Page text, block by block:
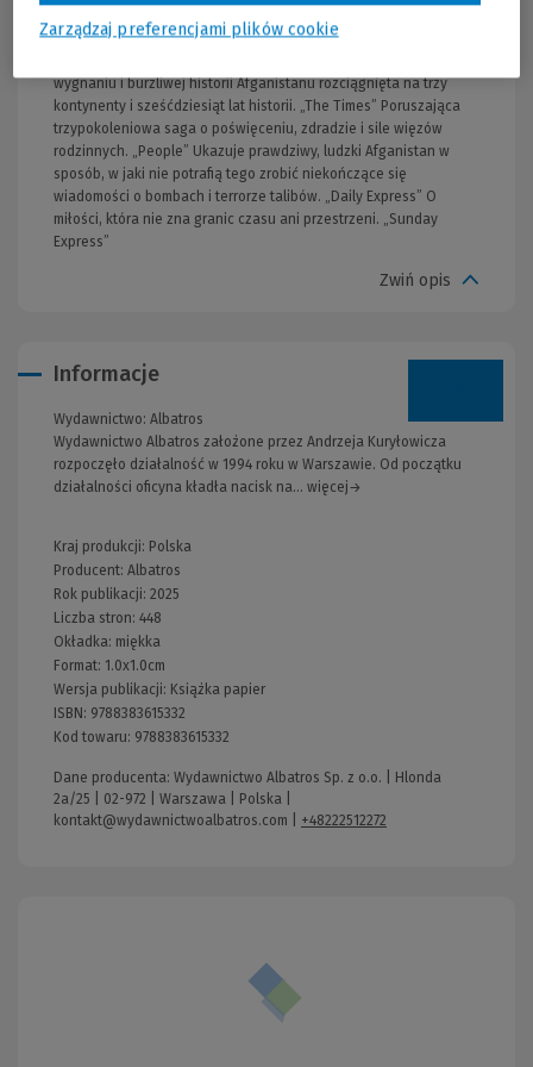
początkiem rozstania, które odciśnie piętno na ich przyszłym
wygnaniu i burzliwej historii Afganistanu rozciągnięta na trzy
kontynenty i sześćdziesiąt lat historii. „The Times” Poruszająca
trzypokoleniowa saga o poświęceniu, zdradzie i sile więzów
rodzinnych. „People” Ukazuje prawdziwy, ludzki Afganistan w
sposób, w jaki nie potrafią tego zrobić niekończące się
wiadomości o bombach i terrorze talibów. „Daily Express” O
miłości, która nie zna granic czasu ani przestrzeni. „Sunday
Express”
Zwiń opis
Informacje
Wydawnictwo: Albatros
Wydawnictwo Albatros założone przez Andrzeja Kuryłowicza
rozpoczęło działalność w 1994 roku w Warszawie. Od początku
działalności oficyna kładła nacisk na... więcej→
Kraj produkcji: Polska
Producent: Albatros
Rok publikacji: 2025
Liczba stron: 448
Okładka: miękka
Format: 1.0x1.0cm
Wersja publikacji: Książka papier
ISBN: 9788383615332
Kod towaru: 9788383615332
Dane producenta: Wydawnictwo Albatros Sp. z o.o. | Hlonda
2a/25 | 02-972 | Warszawa | Polska |
kontakt@wydawnictwoalbatros.com
+48222512272
Zarządzaj preferencjami plików cookie